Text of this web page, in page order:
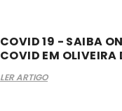
COVID 19 - SAIBA
COVID EM OLIVEIRA
LER ARTIGO